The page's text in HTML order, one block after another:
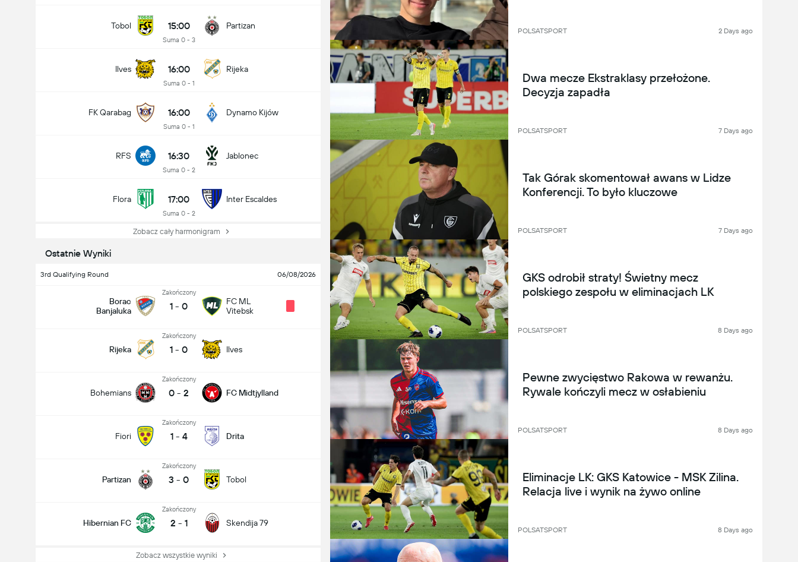
Tobol 15:00
Suma 0 - 3
Partizan
Ilves 16:00
Suma 0 - 1
Rijeka
FK Qarabag 16:00
Suma 0 - 1
Dynamo Kijów
RFS 16:30
Suma 0 - 2
Jablonec
Flora 17:00
Suma 0 - 2
Inter Escaldes
Zobacz cały harmonigram
Ostatnie Wyniki
3rd Qualifying Round 06/08/2026
Borac
Banjaluka
Zakończony
1 - 0
FC ML
Vitebsk
Rijeka
Zakończony
1 - 0 Ilves
Bohemians
Zakończony
0 - 2 FC Midtjylland
Fiori
Zakończony
1 - 4 Drita
Partizan
Zakończony
3 - 0 Tobol
Hibernian FC
Zakończony
2 - 1 Skendija 79
Zobacz wszystkie wyniki
POLSATSPORT 2 Days ago
Dwa mecze Ekstraklasy przełożone.
Decyzja zapadła
POLSATSPORT 7 Days ago
Tak Górak skomentował awans w Lidze
Konferencji. To było kluczowe
POLSATSPORT 7 Days ago
GKS odrobił straty! Świetny mecz
polskiego zespołu w eliminacjach LK
POLSATSPORT 8 Days ago
Pewne zwycięstwo Rakowa w rewanżu.
Rywale kończyli mecz w osłabieniu
POLSATSPORT 8 Days ago
Eliminacje LK: GKS Katowice - MSK Zilina.
Relacja live i wynik na żywo online
POLSATSPORT 8 Days ago